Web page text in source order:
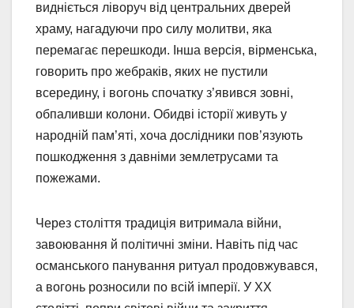
видніється ліворуч від центральних дверей
храму, нагадуючи про силу молитви, яка
перемагає перешкоди. Інша версія, вірменська,
говорить про жебраків, яких не пустили
всередину, і вогонь спочатку з’явився зовні,
обпаливши колони. Обидві історії живуть у
народній пам’яті, хоча дослідники пов’язують
пошкодження з давніми землетрусами та
пожежами.
Через століття традиція витримала війни,
завоювання й політичні зміни. Навіть під час
османського панування ритуал продовжувався,
а вогонь розносили по всій імперії. У XX